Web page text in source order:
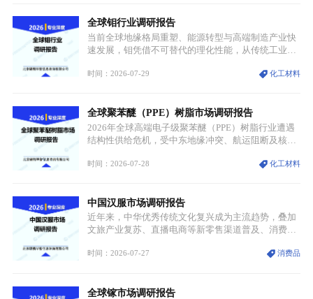
体规模扩张，高附加值领域与规模化工业应用形成两
大独立增长体系。
全球钼行业调研报告
当前全球地缘格局重塑、能源转型与高端制造产业快
速发展，钼凭借不可替代的理化性能，从传统工业金
需格局重构、价值体系重估的新阶段。钼是典型难熔
贯穿传统工业、高端制造、军工、新能源等多个核心
产业，成为现代工业体系中不可或缺的基础材料。
时间：2026-07-29 化工材料
全球聚苯醚（PPE）树脂市场调研报告
2026年全球高端电子级聚苯醚（PPE）树脂行业遭遇
结构性供给危机，受中东地缘冲突、航运阻断及核心
停产，行业长期维持寡头垄断的供应链格局彻底瓦
价无市”的供给真空，并沿高频覆铜板、PCB电路板向
AI服务器、5G基站等高端电子终端持续传导，全产业
链生产、成本、交付均承受巨大压力。
时间：2026-07-28 化工材料
中国汉服市场调研报告
近年来，中华优秀传统文化复兴成为主流趋势，叠加
文旅产业复苏、直播电商等新零售渠道普及、消费群
服不再局限于传统节日、古风活动等小众场景，逐步
重要载体。同时，行业标准落地、生产技术升级、原
时间：2026-07-27 消费品
全球镓市场调研报告